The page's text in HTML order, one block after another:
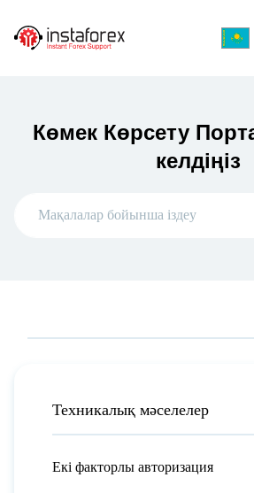
Көмек Көрсету
келдіңіз
Техникалық мәселелер
Екі факторлы авторизация